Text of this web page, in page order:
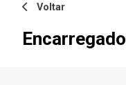
Voltar
Encarregado